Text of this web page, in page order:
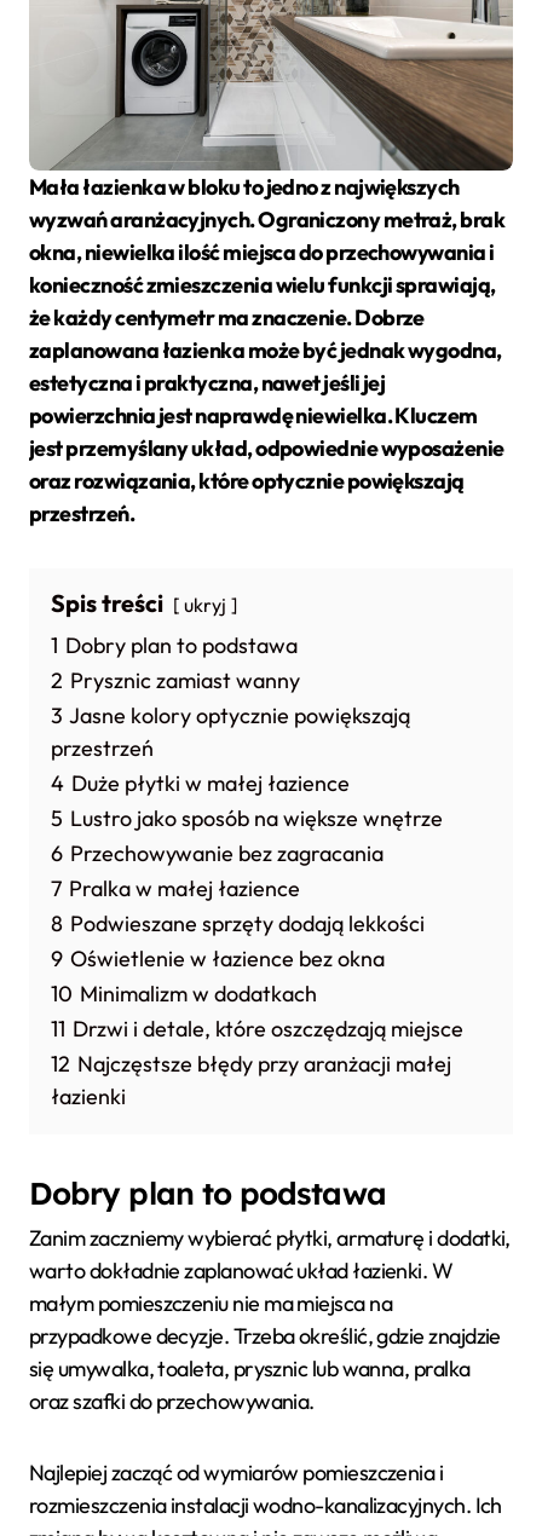
Mała łazienka w bloku to jedno z największych
wyzwań aranżacyjnych. Ograniczony metraż, brak
okna, niewielka ilość miejsca do przechowywania i
konieczność zmieszczenia wielu funkcji sprawiają,
że każdy centymetr ma znaczenie. Dobrze
zaplanowana łazienka może być jednak wygodna,
estetyczna i praktyczna, nawet jeśli jej
powierzchnia jest naprawdę niewielka. Kluczem
jest przemyślany układ, odpowiednie wyposażenie
oraz rozwiązania, które optycznie powiększają
przestrzeń.
Spis treści ukryj
1 Dobry plan to podstawa
2 Prysznic zamiast wanny
3 Jasne kolory optycznie powiększają
przestrzeń
4 Duże płytki w małej łazience
5 Lustro jako sposób na większe wnętrze
6 Przechowywanie bez zagracania
7 Pralka w małej łazience
8 Podwieszane sprzęty dodają lekkości
9 Oświetlenie w łazience bez okna
10 Minimalizm w dodatkach
11 Drzwi i detale, które oszczędzają miejsce
12 Najczęstsze błędy przy aranżacji małej
łazienki
Dobry plan to podstawa
Zanim zaczniemy wybierać płytki, armaturę i dodatki,
warto dokładnie zaplanować układ łazienki. W
małym pomieszczeniu nie ma miejsca na
przypadkowe decyzje. Trzeba określić, gdzie znajdzie
się umywalka, toaleta, prysznic lub wanna, pralka
oraz szafki do przechowywania.
Najlepiej zacząć od wymiarów pomieszczenia i
rozmieszczenia instalacji wodno-kanalizacyjnych. Ich